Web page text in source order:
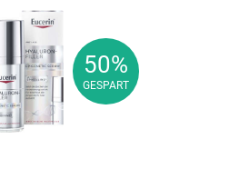
50%
GESPART
50%
GESPART